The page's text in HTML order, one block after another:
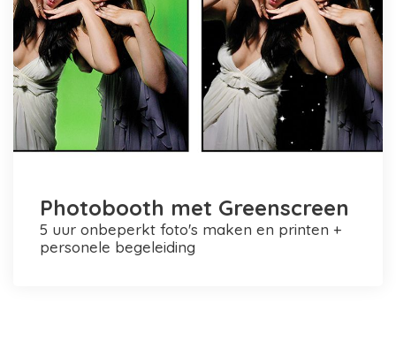
Photobooth met Greenscreen
5 uur onbeperkt foto's maken en printen +
personele begeleiding